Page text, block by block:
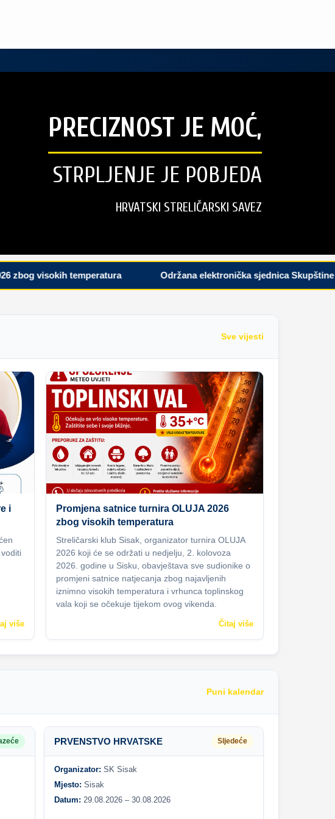
PRECIZNOST JE MOĆ,
STRPLJENJE JE POBJEDA
HRVATSKI STRELIČARSKI SAVEZ
visokih temperatura Održana elektronička sjednica Skupštine
Sve vijesti
i
više
Promjena satnice turnira OLUJA 2026
zbog visokih temperatura
Streličarski klub Sisak, organizator turnira OLUJA
2026 koji će se održati u nedjelju, 2. kolovoza
2026. godine u Sisku, obavještava sve sudionike o
promjeni satnice natjecanja zbog najavljenih
iznimno visokih temperatura i vrhunca toplinskog
vala koji se očekuje tijekom ovog vikenda.
Čitaj više
Puni kalendar
PRVENSTVO HRVATSKE Sljedeće
Organizator: SK Sisak
Mjesto: Sisak
Datum: 29.08.2026 – 30.08.2026